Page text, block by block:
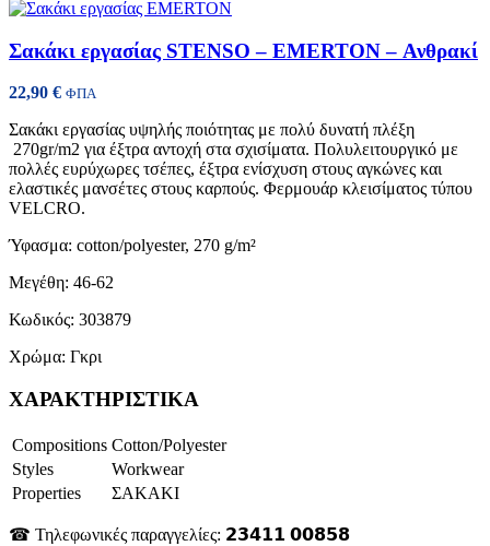
Σακάκι εργασίας STENSO – EMERTON – Ανθρακί
22,90 € ΦΠΑ
Σακάκι εργασίας υψηλής ποιότητας με πολύ δυνατή πλέξη
270gr/m2 για έξτρα αντοχή στα σχισίματα. Πολυλειτουργικό με
πολλές ευρύχωρες τσέπες, έξτρα ενίσχυση στους αγκώνες και
ελαστικές μανσέτες στους καρπούς. Φερμουάρ κλεισίματος τύπου
VELCRO.
Ύφασμα: cotton/polyester, 270 g/m²
Μεγέθη: 46-62
Κωδικός: 303879
Χρώμα: Γκρι
ΧΑΡΑΚΤΗΡΙΣΤΙΚΑ
Compositions Cotton/Polyester
Styles
Workwear
Properties
ΣΑΚΑΚΙ
☎ Τηλεφωνικές παραγγελίες: 𝟮𝟯𝟰𝟭𝟭 𝟬𝟬𝟴𝟱𝟴